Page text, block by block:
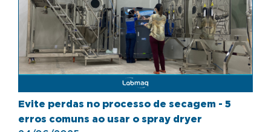
Evite perdas no processo de secagem - 5
erros comuns ao usar o spray dryer